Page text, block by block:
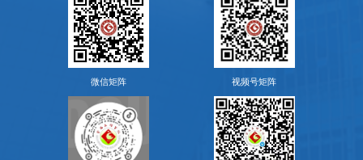
微信矩阵 视频号矩阵